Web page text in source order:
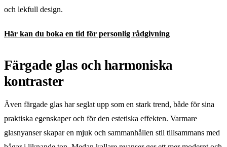
och lekfull design.
Här kan du boka en tid för personlig rådgivning
Färgade glas och harmoniska
kontraster
Även färgade glas har seglat upp som en stark trend, både för sina
praktiska egenskaper och för den estetiska effekten. Varmare
glasnyanser skapar en mjuk och sammanhållen stil tillsammans med